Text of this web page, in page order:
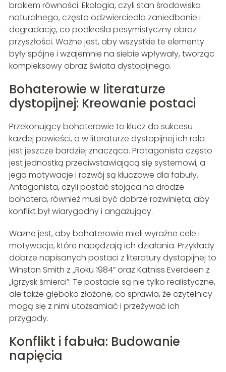
brakiem równości. Ekologia, czyli stan środowiska
naturalnego, często odzwierciedla zaniedbanie i
degradację, co podkreśla pesymistyczny obraz
przyszłości. Ważne jest, aby wszystkie te elementy
były spójne i wzajemnie na siebie wpływały, tworząc
kompleksowy obraz świata dystopijnego.
Bohaterowie w literaturze
dystopijnej: Kreowanie postaci
Przekonujący bohaterowie to klucz do sukcesu
każdej powieści, a w literaturze dystopijnej ich rola
jest jeszcze bardziej znacząca. Protagonista często
jest jednostką przeciwstawiającą się systemowi, a
jego motywacje i rozwój są kluczowe dla fabuły.
Antagonista, czyli postać stojąca na drodze
bohatera, również musi być dobrze rozwinięta, aby
konflikt był wiarygodny i angażujący.
Ważne jest, aby bohaterowie mieli wyraźne cele i
motywacje, które napędzają ich działania. Przykłady
dobrze napisanych postaci z literatury dystopijnej to
Winston Smith z „Roku 1984” oraz Katniss Everdeen z
„Igrzysk śmierci”. Te postacie są nie tylko realistyczne,
ale także głęboko złożone, co sprawia, że czytelnicy
mogą się z nimi utożsamiać i przeżywać ich
przygody.
Konflikt i fabuła: Budowanie
napięcia